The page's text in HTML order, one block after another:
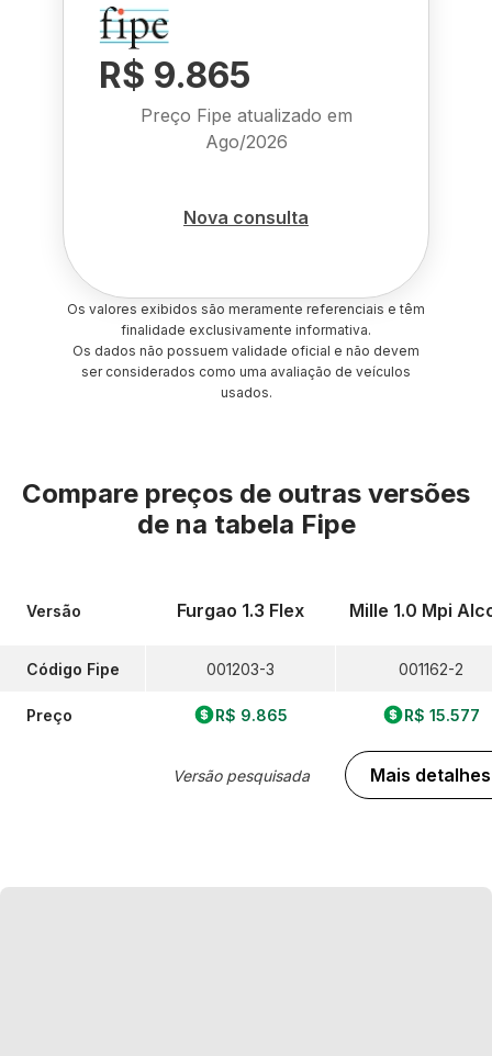
R$ 9.865
Preço Fipe atualizado em
Ago/2026
Nova consulta
Os valores exibidos são meramente referenciais e têm
finalidade exclusivamente informativa.
Os dados não possuem validade oficial e não devem
ser considerados como uma avaliação de veículos
usados.
Compare preços de outras versões
de na tabela Fipe
Versão
Código Fipe
Preço
Furgao 1.3 Flex
001203-3
R$ 9.865
Versão pesquisada
Mille 1.0 Mpi
001162-2
R$ 15.577
Mais detalhes